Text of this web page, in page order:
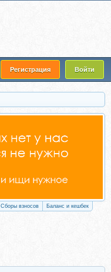
Регистрация Войти
Сборы взносов Баланс и кешбек